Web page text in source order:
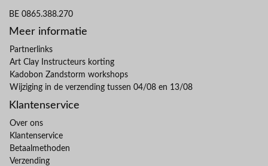
BE 0865.388.270
Meer informatie
Partnerlinks
Art Clay Instructeurs korting
Kadobon Zandstorm workshops
Wijziging in de verzending tussen 04/08 en 13/08
Klantenservice
Over ons
Klantenservice
Betaalmethoden
Verzending